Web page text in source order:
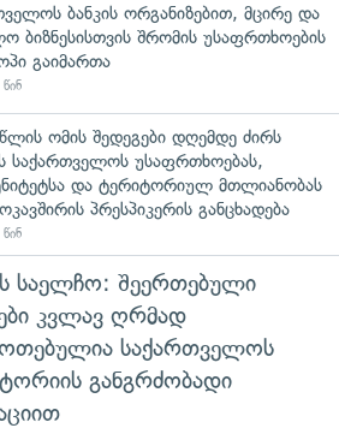
ბანკის ორგანიზებით, მცირე და
ბიზნესისთვის შრომის უსაფრთხოების
გაიმართა
ომის შედეგები დღემდე ძირს
საქართველოს უსაფრთხოებას,
და ტერიტორიულ მთლიანობას
პრესპიკერის განცხადება
საელჩო: შეერთებული
კვლავ ღრმად
საქართველოს
განგრძობადი